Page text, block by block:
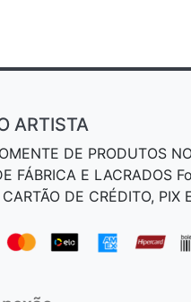
ARTISTA
DE PRODUTOS
FÁBRICA E LACRADOS
DE CRÉDITO, PIX